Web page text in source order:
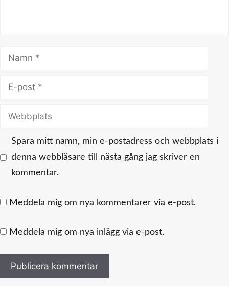
Namn
Webbplats
Spara mitt namn, min e-postadress och webbplats i
denna webbläsare till nästa gång jag skriver en
kommentar.
Meddela mig om nya kommentarer via e-post.
Meddela mig om nya inlägg via e-post.